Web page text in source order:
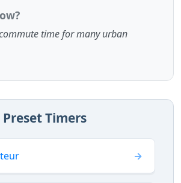
time for many urban
Timers